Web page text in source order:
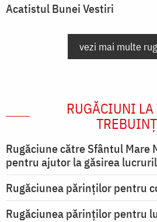
Acatistul Bunei Vestiri
vezi mai multe
RUGĂCIUNI LA
Rugăciune către Sfântul Mare
pentru ajutor la găsirea
Rugăciunea părinților pentru
Rugăciunea părinților pentru